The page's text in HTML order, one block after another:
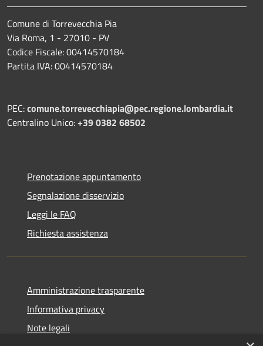
Comune di Torrevecchia Pia
Via Roma, 1 - 27010 - PV
Codice Fiscale: 00414570184
Partita IVA: 00414570184
PEC:comune.torrevecchiapia@pec.regione.lombardia.it
Centralino Unico:+39 0382 68502
Prenotazione appuntamento
Segnalazione disservizio
Leggi le FAQ
Richiesta assistenza
Amministrazione trasparente
Informativa privacy
Note legali